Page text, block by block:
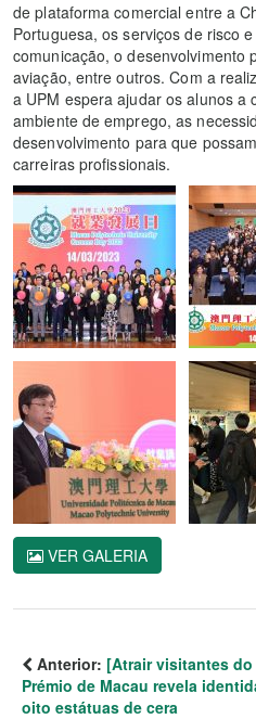
de plataforma comercial entre a
Portuguesa, os serviços de risco
comunicação, o desenvolvimento
aviação, entre outros. Com a
a UPM espera ajudar os alunos a
ambiente de emprego, as
desenvolvimento para que
carreiras profissionais.
VER GALERIA
Anterior: [Atrair visitantes
Prémio de Macau revela
oito estátuas de cera